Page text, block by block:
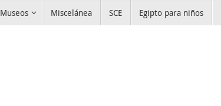
Museos Miscelánea SCE Egipto para niños